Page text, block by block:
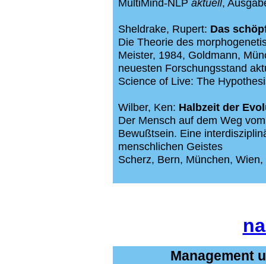
MultiMind-NLP aktuell,
Sheldrake, Rupert: Das
Die Theorie des
Meister, 1984, Goldmann,
neuesten Forschungsstand
Science of Live: The
Wilber, Ken: Halbzeit der
Der Mensch auf dem Weg
Bewußtsein. Eine
menschlichen Geistes
Scherz, Bern, München,
Management